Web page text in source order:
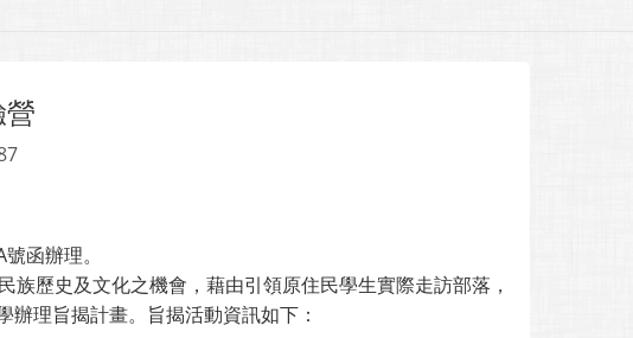
函辦理。
歷史及文化之機會，藉由引領原住民學生實際走訪部落，
理旨揭計畫。旨揭活動資訊如下：